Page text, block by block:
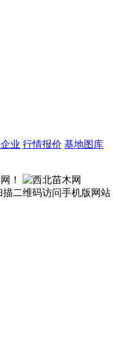
业 行情报价 基地图库
！
描二维码访问手机版网站